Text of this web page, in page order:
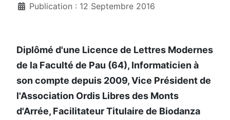
Publication : 12 Septembre 2016
Diplômé d'une Licence de Lettres Modernes
de la Faculté de Pau (64), Informaticien à
son compte depuis 2009, Vice Président de
l'Association Ordis Libres des Monts
d'Arrée, Facilitateur Titulaire de Biodanza